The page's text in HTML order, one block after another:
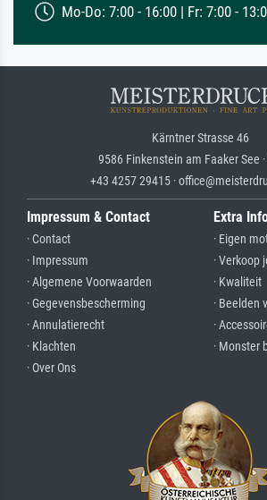
Mo-Do: 7:00 - 16:00 | Fr: 7:00 -
Kärntner Strasse 46
9586 Finkenstein am Faaker See
+43 4257 29415 ·
Impressum & Contact
· Contact
· Impressum
· Algemene Voorwaarden
· Gegevensbescherming
· Annulatierecht
· Klachten
· Over Ons
Extra
· Eigen
· Verkoop
· Kwaliteit
· Beelden
·
· Monster